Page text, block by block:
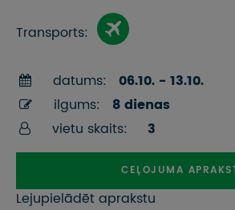
Transports:
datums:
06.10. - 13.10.
ilgums:
8 dienas
vietu skaits:
3
CEĻOJUMA
Lejupielādēt aprakstu